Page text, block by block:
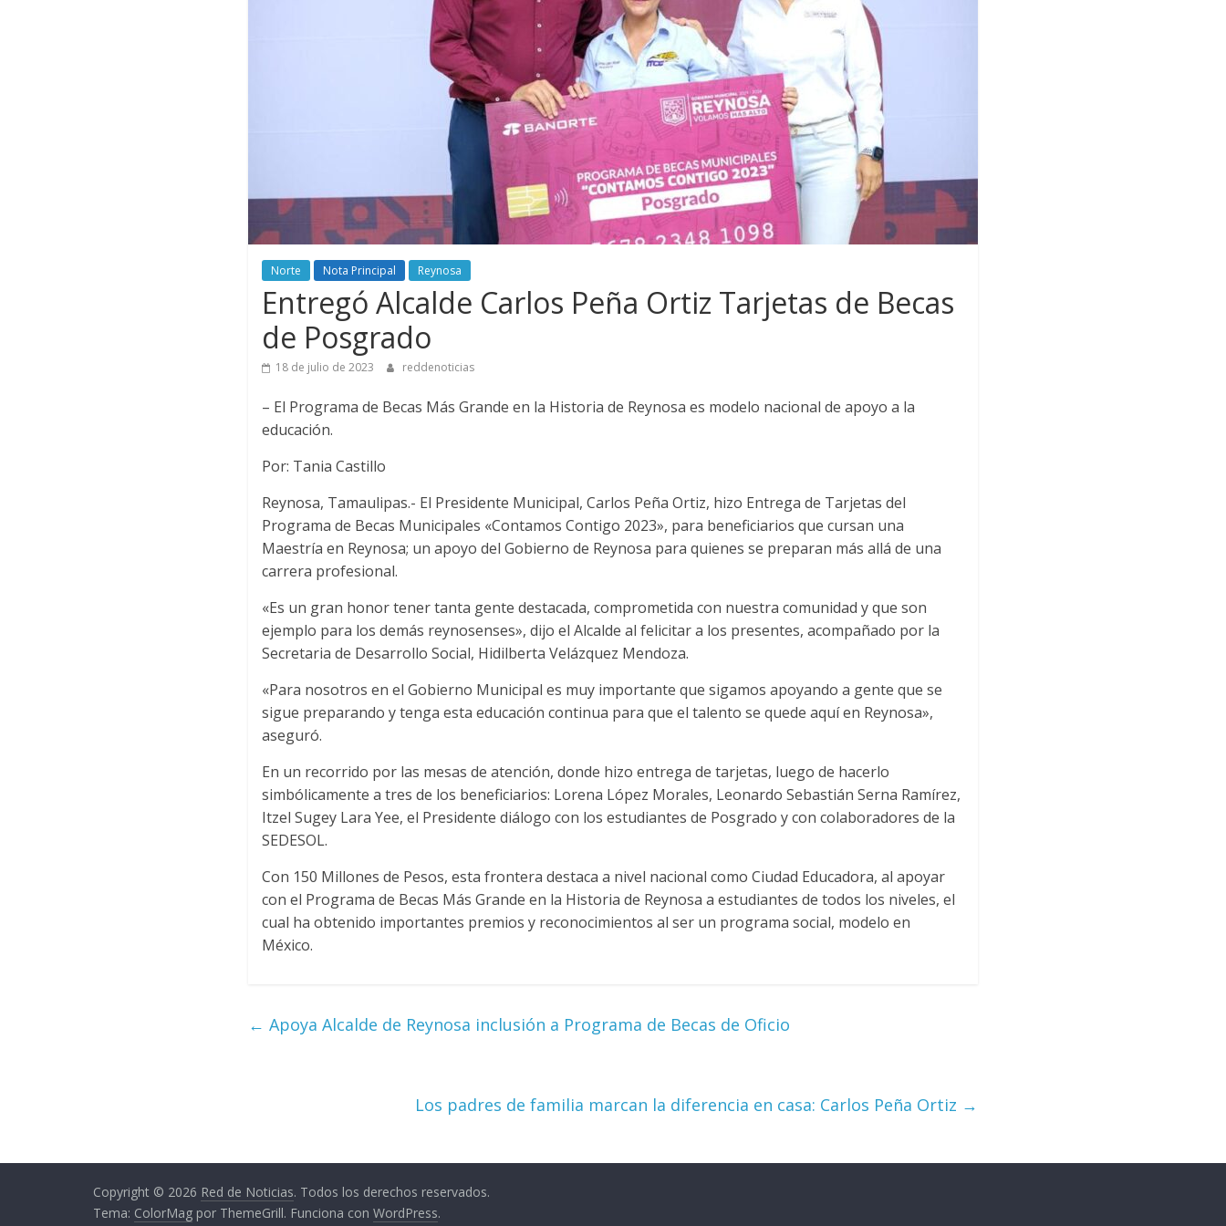
Norte Nota Principal Reynosa
Entregó Alcalde Carlos Peña Ortiz Tarjetas de Becas
de Posgrado
18 de julio de 2023 reddenoticias
– El Programa de Becas Más Grande en la Historia de Reynosa es modelo nacional de apoyo a la
educación.
Por: Tania Castillo
Reynosa, Tamaulipas.- El Presidente Municipal, Carlos Peña Ortiz, hizo Entrega de Tarjetas del
Programa de Becas Municipales «Contamos Contigo 2023», para beneficiarios que cursan una
Maestría en Reynosa; un apoyo del Gobierno de Reynosa para quienes se preparan más allá de una
carrera profesional.
«Es un gran honor tener tanta gente destacada, comprometida con nuestra comunidad y que son
ejemplo para los demás reynosenses», dijo el Alcalde al felicitar a los presentes, acompañado por la
Secretaria de Desarrollo Social, Hidilberta Velázquez Mendoza.
«Para nosotros en el Gobierno Municipal es muy importante que sigamos apoyando a gente que se
sigue preparando y tenga esta educación continua para que el talento se quede aquí en Reynosa»,
aseguró.
En un recorrido por las mesas de atención, donde hizo entrega de tarjetas, luego de hacerlo
simbólicamente a tres de los beneficiarios: Lorena López Morales, Leonardo Sebastián Serna Ramírez,
Itzel Sugey Lara Yee, el Presidente diálogo con los estudiantes de Posgrado y con colaboradores de la
SEDESOL.
Con 150 Millones de Pesos, esta frontera destaca a nivel nacional como Ciudad Educadora, al apoyar
con el Programa de Becas Más Grande en la Historia de Reynosa a estudiantes de todos los niveles, el
cual ha obtenido importantes premios y reconocimientos al ser un programa social, modelo en
México.
← Apoya Alcalde de Reynosa inclusión a Programa de Becas de Oficio
Los padres de familia marcan la diferencia en casa: Carlos Peña Ortiz →
Copyright © 2026 Red de Noticias. Todos los derechos reservados.
Tema: ColorMag por ThemeGrill. Funciona con WordPress.